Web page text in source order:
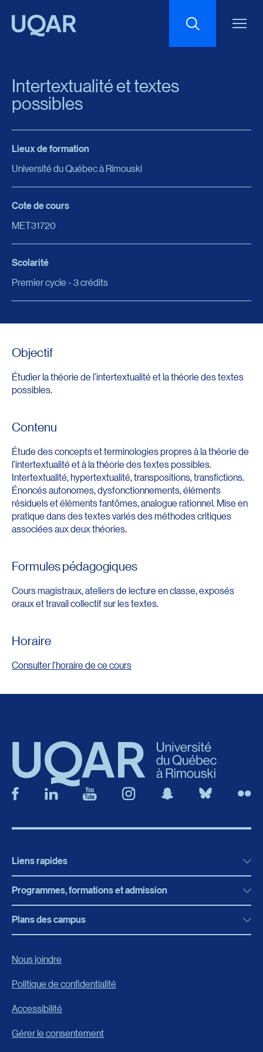
Interlignage du texte
Espacement du texte
Intertextualité et textes
possibles
Lieux de formation
Université du Québec à Rimouski
Cote de cours
MET31720
Scolarité
Premier cycle - 3 crédits
Objectif
Étudier la théorie de l’intertextualité et la théorie des textes
possibles.
Contenu
Étude des concepts et terminologies propres à la théorie de
l’intertextualité et à la théorie des textes possibles.
Intertextualité, hypertextualité, transpositions, transfictions.
Énoncés autonomes, dysfonctionnements, éléments
résiduels et éléments fantômes, analogue rationnel. Mise en
pratique dans des textes variés des méthodes critiques
associées aux deux théories.
Formules pédagogiques
Cours magistraux, ateliers de lecture en classe, exposés
oraux et travail collectif sur les textes.
Horaire
Consulter l'horaire de ce cours
Liens rapides
Actualités
Bibliothèque
Boutique en ligne
Carrières
Événements
Fondation de l’UQAR
Programmes, formations et admission
Programmes, formations et admission
Plans des campus
Nous joindre
Politique de confidentialité
Accessibilité
Gérer le consentement